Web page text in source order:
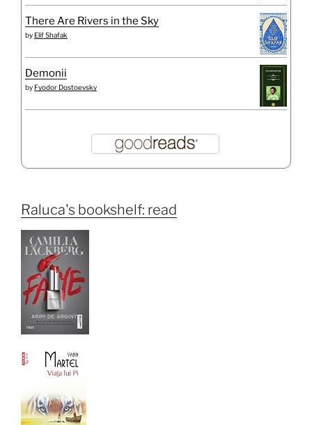
There Are Rivers in the Sky
by Elif Shafak
Demonii
by Fyodor Dostoevsky
Raluca's bookshelf: read